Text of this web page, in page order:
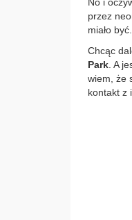
przez
miało być.
Chcąc
Park . A
wiem, że
kontakt z